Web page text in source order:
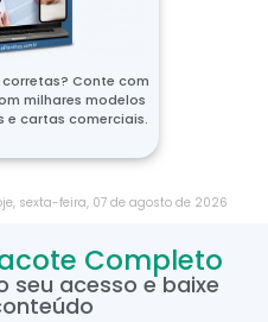
Conte com
milhares modelos
cartas comerciais.
sexta-feira, 07 de agosto de 2026
Completo
seu acesso e baixe